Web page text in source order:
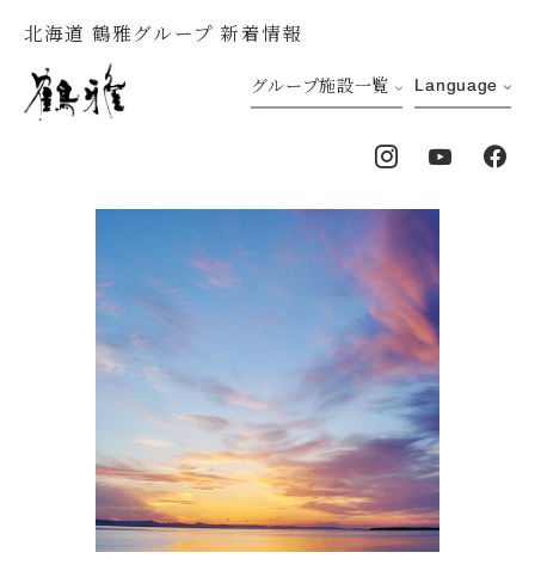
北海道 鶴雅グループ 新着情報
グループ施設一覧 Language